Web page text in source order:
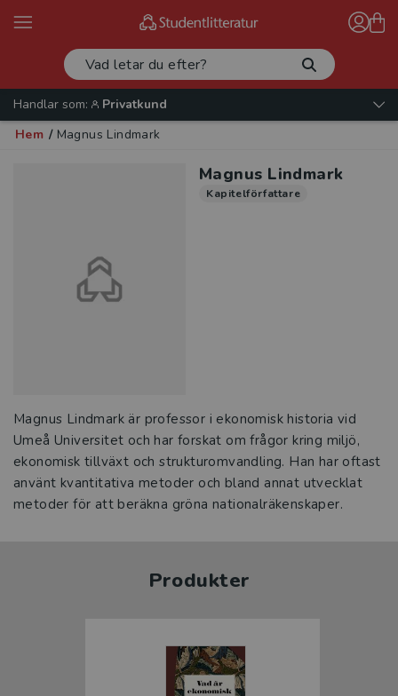
Handlar som:
Privatkund
Hem / Magnus Lindmark
Magnus Lindmark
Kapitelförfattare
Magnus Lindmark är professor i ekonomisk historia vid
Umeå Universitet och har forskat om frågor kring miljö,
ekonomisk tillväxt och strukturomvandling. Han har oftast
använt kvantitativa metoder och bland annat utvecklat
metoder för att beräkna gröna nationalräkenskaper.
Produkter